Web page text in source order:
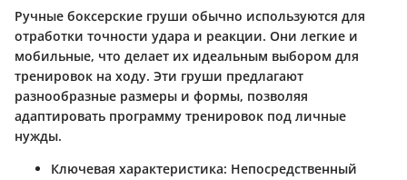
Ручные боксерские груши обычно используются для
отработки точности удара и реакции. Они легкие и
мобильные, что делает их идеальным выбором для
тренировок на ходу. Эти груши предлагают
разнообразные размеры и формы, позволяя
адаптировать программу тренировок под личные
нужды.
Ключевая характеристика: Непосредственный